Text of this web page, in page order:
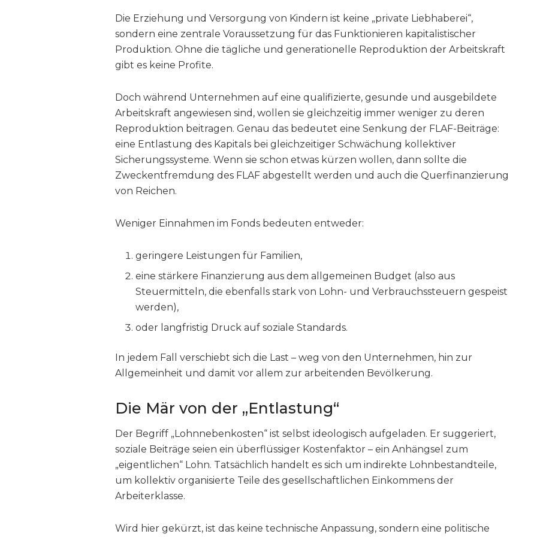
Die Erziehung und Versorgung von Kindern ist keine „private Liebhaberei“,
sondern eine zentrale Voraussetzung für das Funktionieren kapitalistischer
Produktion. Ohne die tägliche und generationelle Reproduktion der Arbeitskraft
gibt es keine Profite.
Doch während Unternehmen auf eine qualifizierte, gesunde und ausgebildete
Arbeitskraft angewiesen sind, wollen sie gleichzeitig immer weniger zu deren
Reproduktion beitragen. Genau das bedeutet eine Senkung der FLAF-Beiträge:
eine Entlastung des Kapitals bei gleichzeitiger Schwächung kollektiver
Sicherungssysteme. Wenn sie schon etwas kürzen wollen, dann sollte die
Zweckentfremdung des FLAF abgestellt werden und auch die Querfinanzierung
von Reichen.
Weniger Einnahmen im Fonds bedeuten entweder:
geringere Leistungen für Familien,
eine stärkere Finanzierung aus dem allgemeinen Budget (also aus
Steuermitteln, die ebenfalls stark von Lohn- und Verbrauchssteuern gespeist
werden),
oder langfristig Druck auf soziale Standards.
In jedem Fall verschiebt sich die Last – weg von den Unternehmen, hin zur
Allgemeinheit und damit vor allem zur arbeitenden Bevölkerung.
Die Mär von der „Entlastung“
Der Begriff „Lohnnebenkosten“ ist selbst ideologisch aufgeladen. Er suggeriert,
soziale Beiträge seien ein überflüssiger Kostenfaktor – ein Anhängsel zum
„eigentlichen“ Lohn. Tatsächlich handelt es sich um indirekte Lohnbestandteile,
um kollektiv organisierte Teile des gesellschaftlichen Einkommens der
Arbeiterklasse.
Wird hier gekürzt, ist das keine technische Anpassung, sondern eine politische